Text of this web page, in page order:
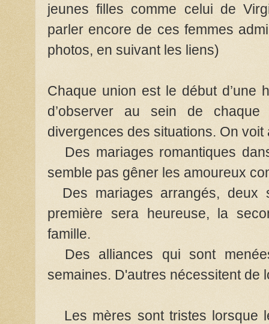
jeunes filles comme celui de
parler encore de ces femmes
photos, en suivant les liens)
Chaque union est le début d’une
d’observer au sein de
divergences des situations. On voit
Des mariages romantiques
semble pas gêner les amoureux
Des mariages arrangés, deux
première sera heureuse, la
famille.
Des alliances qui sont
semaines. D'autres nécessitent de
Les mères sont tristes lorsque